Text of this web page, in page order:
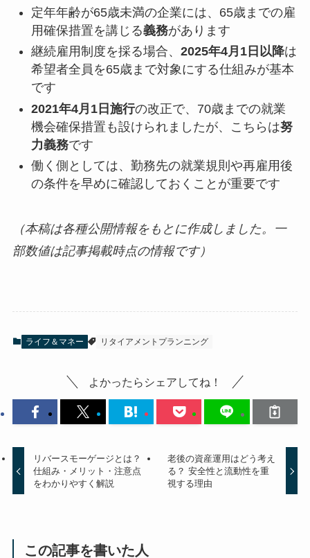
定年年齢が65歳未満の企業には、65歳までの雇
用確保措置を講じる義務があります
継続雇用制度を採る場合、 2025年4月1日以降は
希望者全員を65歳まで対象にする仕組みが基本
です
2021年4月1日施行の改正で、70歳までの就業
機会確保措置も設けられましたが、こちらは努
力義務です
働く側としては、勤務先の就業規則や再雇用後
の条件を早めに確認しておくことが重要です
（本稿は各種公開情報をもとに作成しました。一
部数値は記事掲載時点の情報です）
ライフ＆マネー リタイアメントプランニング
よかったらシェアしてね！
リバースモーゲージとは？
仕組み・メリット・注意点
をわかりやすく解説
老後の資産運用はどう考え
る？ 安全性と流動性を重
視する理由
この記事を書いた人